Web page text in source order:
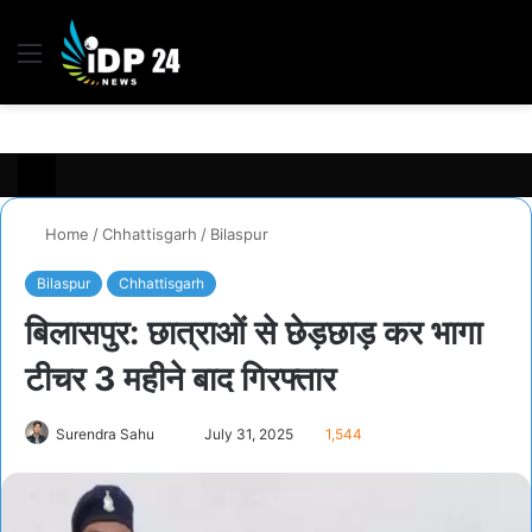
Menu
Home /Chhattisgarh / Bilaspur
Bilaspur Chhattisgarh
बिलासपुर: छात्राओं से छेड़छाड़ कर भागा
टीचर 3 महीने बाद गिरफ्तार
Surendra Sahu July 31, 2025 1,544